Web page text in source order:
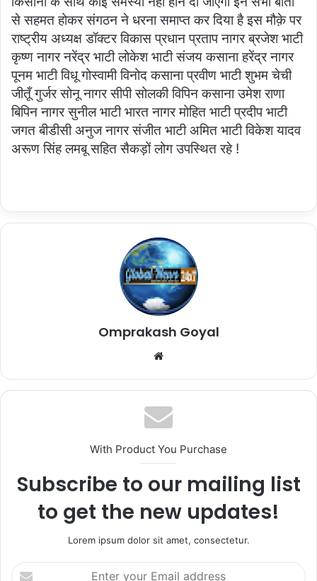
से सहमत होकर संगठन ने धरना समाप्त कर दिया है इस मौक़े पर
राष्ट्रीय अध्यक्ष डॉक्टर विकास प्रधान प्रताप नागर ब्रजेश भाटी
कृष्ण नागर नरेंद्र भाटी लोकेश भाटी संजय कसाना हरेंद्र नागर
पूनम भाटी विधू गोस्वामी विनोद कसाना प्रवीण भाटी शुभम चेची
जीतूँ गुर्जर सोनू नागर सीपी सोलकी विपिन कसाना उमेश राणा
बिपिन नागर सुनील भाटी भारत नागर मोहित भाटी प्रदीप भाटी
जगत बीडीसी अनुज नागर संजीत भाटी अमित भाटी विकेश यादव
अरूण सिंह लमबू सहित सैकड़ों लोग उपस्थित रहे !
Omprakash Goyal
Website
With Product You Purchase
Subscribe to our mailing list
to get the new updates!
Lorem ipsum dolor sit amet, consectetur.
Enter